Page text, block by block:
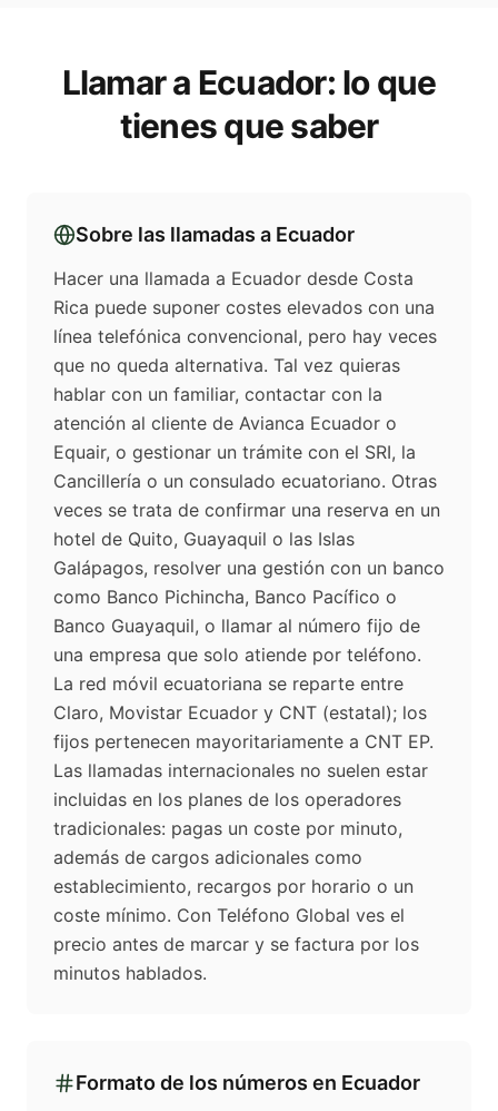
Llamar a Ecuador: lo que
tienes que saber
Sobre las llamadas a Ecuador
Hacer una llamada a Ecuador desde Costa
Rica puede suponer costes elevados con una
línea telefónica convencional, pero hay veces
que no queda alternativa. Tal vez quieras
hablar con un familiar, contactar con la
atención al cliente de Avianca Ecuador o
Equair, o gestionar un trámite con el SRI, la
Cancillería o un consulado ecuatoriano. Otras
veces se trata de confirmar una reserva en un
hotel de Quito, Guayaquil o las Islas
Galápagos, resolver una gestión con un banco
como Banco Pichincha, Banco Pacífico o
Banco Guayaquil, o llamar al número fijo de
una empresa que solo atiende por teléfono.
La red móvil ecuatoriana se reparte entre
Claro, Movistar Ecuador y CNT (estatal); los
fijos pertenecen mayoritariamente a CNT EP.
Las llamadas internacionales no suelen estar
incluidas en los planes de los operadores
tradicionales: pagas un coste por minuto,
además de cargos adicionales como
establecimiento, recargos por horario o un
coste mínimo. Con Teléfono Global ves el
precio antes de marcar y se factura por los
minutos hablados.
Formato de los números en Ecuador